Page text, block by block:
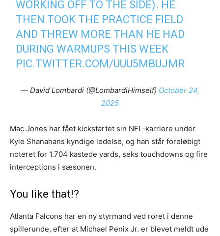
WORKING OFF TO THE SIDE). HE
THEN TOOK THE PRACTICE FIELD
AND THREW MORE THAN HE HAD
DURING WARMUPS THIS WEEK
PIC.TWITTER.COM/UUU5MBUJMR
— David Lombardi (@LombardiHimself) October 24,
2025
Mac Jones har fået kickstartet sin NFL-karriere under
Kyle Shanahans kyndige ledelse, og han står foreløbigt
noteret for 1.704 kastede yards, seks touchdowns og fire
interceptions i sæsonen.
You like that!?
Atlanta Falcons har en ny styrmand ved roret i denne
spillerunde, efter at Michael Penix Jr. er blevet meldt ude